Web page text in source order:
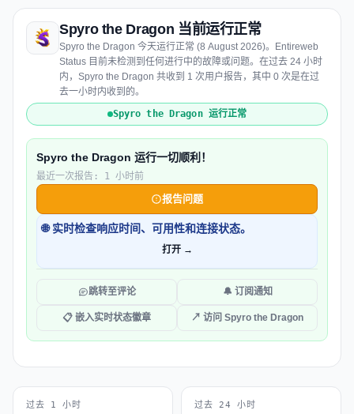
Spyro the Dragon 当前运行正常
Spyro the Dragon 今天运行正常 (8 August 2026)。Entireweb
Status 目前未检测到任何进行中的故障或问题。在过去 24 小时
内，Spyro the Dragon 共收到 1 次用户报告，其中 0 次是在过
去一小时内收到的。
Spyro the Dragon 运行正常
Spyro the Dragon 运行一切顺利！
最近一次报告: 1 小时前
报告问题
🌐 实时检查响应时间、可用性和连接状态。
打开 →
跳转至评论 🔔 订阅通知
📋 嵌入实时状态徽章 ↗ 访问 Spyro the Dragon
过去 1 小时 过去 24 小时